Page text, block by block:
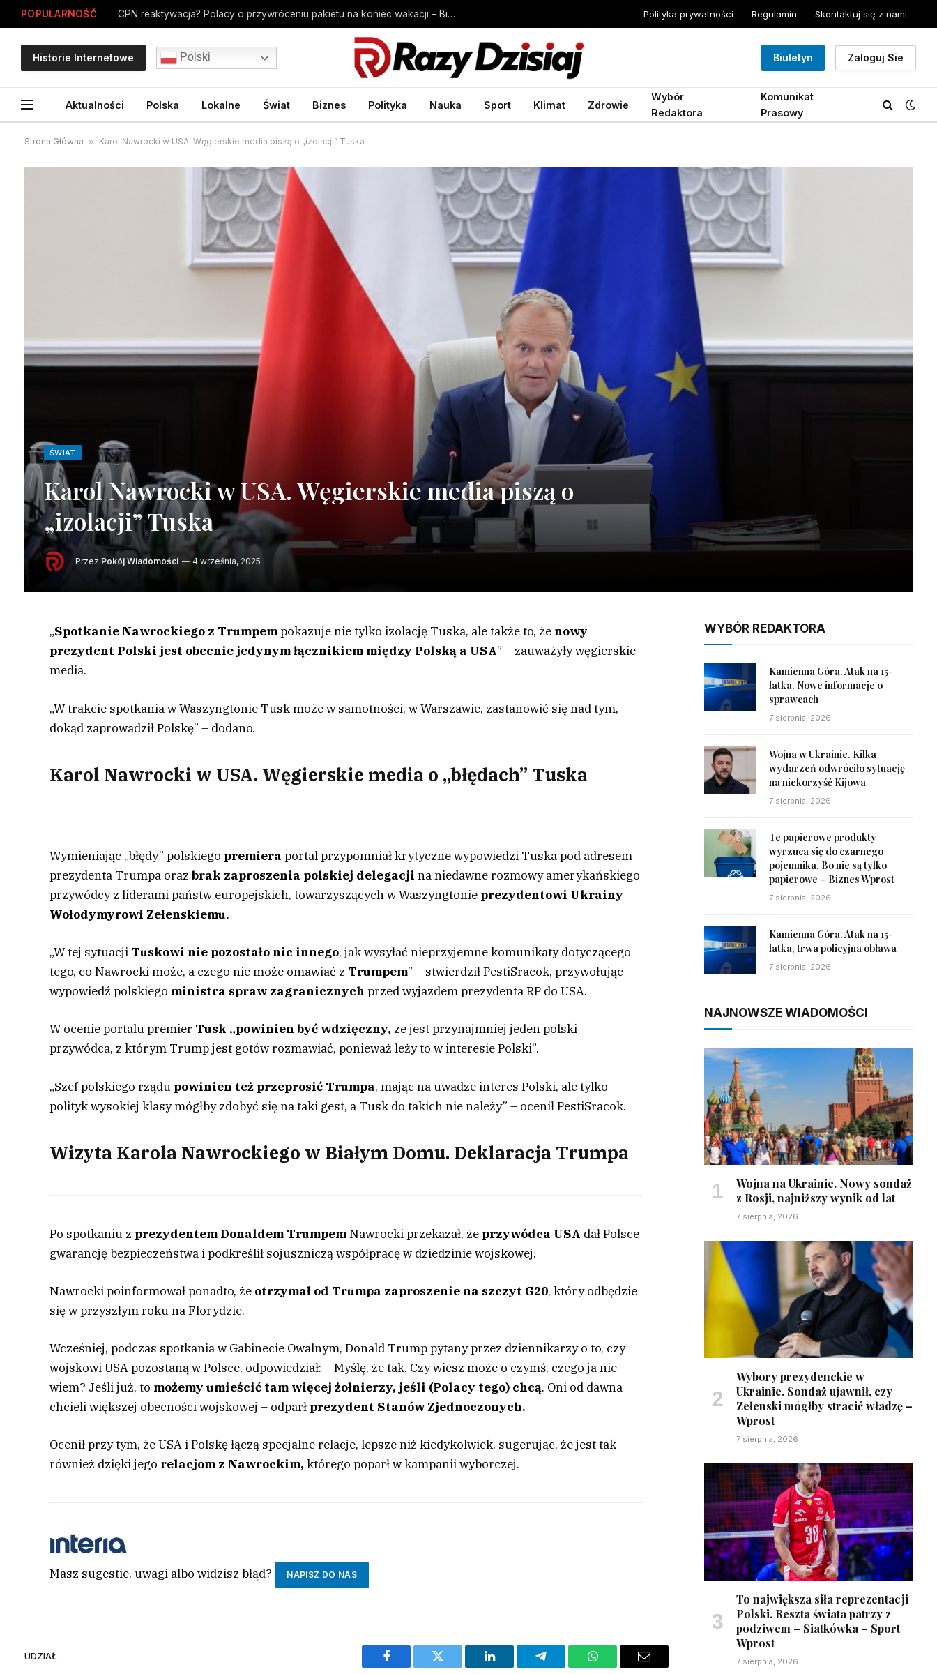
POPULARNOŚĆ CPN reaktywacja? Polacy o przywróceniu pakietu na koniec wakacji – Biznes Wprost Polityka prywatności Regulamin Skontaktuj się z nami
Historie Internetowe Polski Biuletyn Zaloguj Sie
Aktualności Polska Lokalne Świat Biznes Polityka Nauka Sport Klimat Zdrowie
Wybór
Redaktora
Komunikat
Prasowy
Strona Główna » Karol Nawrocki w USA. Węgierskie media piszą o „izolacji” Tuska
ŚWIAT
Karol Nawrocki w USA. Węgierskie media piszą o
„izolacji” Tuska
Przez Pokój Wiadomości 4 września, 2025
„Spotkanie Nawrockiego z Trumpempokazuje nie tylko izolację Tuska, ale także to, że nowy
prezydent Polski jest obecnie jedynym łącznikiem między Polską a USA” – zauważyły węgierskie
media.
„W trakcie spotkania w Waszyngtonie Tusk może w samotności, w Warszawie, zastanowić się nad tym,
dokąd zaprowadził Polskę” – dodano.
Karol Nawrocki w USA. Węgierskie media o „błędach” Tuska
Wymieniając „błędy” polskiego premiera portal przypomniał krytyczne wypowiedzi Tuska pod adresem
prezydenta Trumpa orazbrak zaproszenia polskiej delegacji na niedawne rozmowy amerykańskiego
przywódcy z liderami państw europejskich, towarzyszących w Waszyngtonie prezydentowi Ukrainy
Wołodymyrowi Zełenskiemu.
„W tej sytuacji Tuskowi nie pozostało nic innego, jak wysyłać nieprzyjemne komunikaty dotyczącego
tego, co Nawrocki może, a czego nie może omawiać z Trumpem” – stwierdził PestiSracok, przywołując
wypowiedź polskiego ministra spraw zagranicznychprzed wyjazdem prezydenta RP do USA.
W ocenie portalu premier Tusk „powinien być wdzięczny,że jest przynajmniej jeden polski
przywódca, z którym Trump jest gotów rozmawiać, ponieważ leży to w interesie Polski”.
„Szef polskiego rządu powinien też przeprosić Trumpa, mając na uwadze interes Polski, ale tylko
polityk wysokiej klasy mógłby zdobyć się na taki gest, a Tusk do takich nie należy” – ocenił PestiSracok.
Wizyta Karola Nawrockiego w Białym Domu. Deklaracja Trumpa
Po spotkaniu z prezydentem Donaldem TrumpemNawrocki przekazał, że przywódca USA dał Polsce
gwarancję bezpieczeństwa i podkreślił sojuszniczą współpracę w dziedzinie wojskowej.
Nawrocki poinformował ponadto, że otrzymał od Trumpa zaproszenie na szczyt G20, który odbędzie
się w przyszłym roku na Florydzie.
Wcześniej, podczas spotkania w Gabinecie Owalnym, Donald Trump pytany przez dziennikarzy o to, czy
wojskowi USA pozostaną w Polsce, odpowiedział: – Myślę, że tak. Czy wiesz może o czymś, czego ja nie
wiem? Jeśli już, to możemy umieścić tam więcej żołnierzy, jeśli (Polacy tego) chcą. Oni od dawna
chcieli większej obecności wojskowej – odparł prezydent Stanów Zjednoczonych.
Ocenił przy tym, że USA i Polskę łączą specjalne relacje, lepsze niż kiedykolwiek, sugerując, że jest tak
również dzięki jego relacjom z Nawrockim, którego poparł w kampanii wyborczej.
Masz sugestie, uwagi albo widzisz błąd? NAPISZ DO NAS
UDZIAŁ
Facebook Twitter LinkedIn Telegram WhatsAppEmail
WYBÓR REDAKTORA
Kamienna Góra. Atak na 15-
latka. Nowe informacje o
sprawcach
7 sierpnia, 2026
Wojna w Ukrainie. Kilka
wydarzeń odwróciło sytuację
na niekorzyść Kijowa
7 sierpnia, 2026
Te papierowe produkty
wyrzuca się do czarnego
pojemnika. Bo nie są tylko
papierowe – Biznes Wprost
7 sierpnia, 2026
Kamienna Góra. Atak na 15-
latka, trwa policyjna obława
7 sierpnia, 2026
NAJNOWSZE WIADOMOŚCI
Wojna na Ukrainie. Nowy sondaż
z Rosji, najniższy wynik od lat
7 sierpnia, 2026
Wybory prezydenckie w
Ukrainie. Sondaż ujawnił, czy
Zełenski mógłby stracić władzę –
Wprost
7 sierpnia, 2026
To największa siła reprezentacji
Polski. Reszta świata patrzy z
podziwem – Siatkówka – Sport
Wprost
7 sierpnia, 2026